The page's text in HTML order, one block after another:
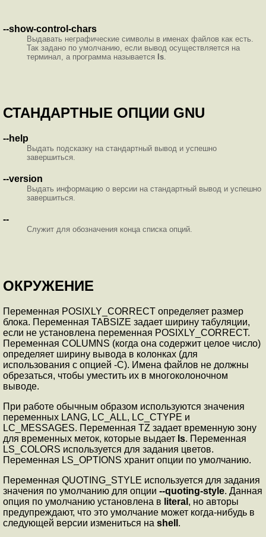
--show-control-chars
Выдавать неграфические символы в именах файлов как есть.
Так задано по умолчанию, если вывод осуществляется на
терминал, а программа называется ls
СТАНДАРТНЫЕ ОПЦИИ GNU
--help
Выдать подсказку на стандартный вывод и успешно
завершиться.
--version
Выдать информацию о версии на стандартный вывод и успешно
завершиться.
--
Служит для обозначения конца списка опций.
ОКРУЖЕНИЕ
Переменная POSIXLY_CORRECT определяет размер
блока. Переменная TABSIZE задает ширину табуляции,
если не установлена переменная POSIXLY_CORRECT.
Переменная COLUMNS (когда она содержит целое число)
определяет ширину вывода в колонках (для
использования с опцией -C). Имена файлов не должны
обрезаться, чтобы уместить их в многоколоночном
выводе.
При работе обычным образом используются значения
переменных LANG, LC_ALL, LC_CTYPE и
LC_MESSAGES. Переменная TZ задает временную зону
для временных меток, которые выдает ls. Переменная
LS_COLORS используется для задания цветов.
Переменная LS_OPTIONS хранит опции по умолчанию.
Переменная QUOTING_STYLE используется для задания
значения по умолчанию для опции --quoting-style. Данная
опция по умолчанию установлена в literal , но авторы
предупреждают, что это умолчание может когда-нибудь в
следующей версии измениться на shell .